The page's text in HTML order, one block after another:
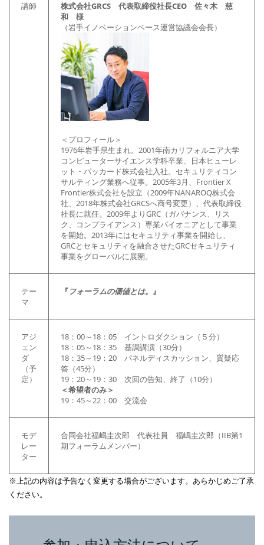
講師
株式会社GRCS 代表取締役社長CEO 佐々木 慈
和 様
（岩手イノベーションベース運営協議会会長）
＜プロフィール＞
1976年岩手県生まれ。2001年南カリフォルニア大学
コンピューターサイエンス学科卒業、日本ヒューレ
ット・パッカード株式会社入社。セキュリティコン
サルティング業務へ従事。2005年3月、Frontier X
Frontier株式会社を設立（2009年NANAROQ株式会
社、2018年株式会社GRCSへ商号変更）、代表取締役
社長に就任。2009年よりGRC（ガバナンス、リス
ク、コンプライアンス）専業パイオニアとして事業
を開始。2013年にはセキュリティ事業を開始し、
GRCとセキュリティを融合させたGRCセキュリティ
事業をグローバルに展開。
テー
マ
『 フォーラムの価値とは。 』
アジ
ェン
ダ
（予
定）
18：00～18：05 イントロダクション（５分）
18：05～18：35 基調講演（30分）
18：35～19：20 パネルディスカッション、質疑応
答（45分）
19：20～19：30 次回の告知、終了（10分）
＜希望者のみ＞
19：45～22：00 交流会
モデ
レー
ター
合同会社福嶋圭次郎 代表社員 福嶋圭次郎（IIB第1
期フォーラムメンバー）
※上記の内容は予告なく変更する場合がございます。あらかじめご了承
ください。